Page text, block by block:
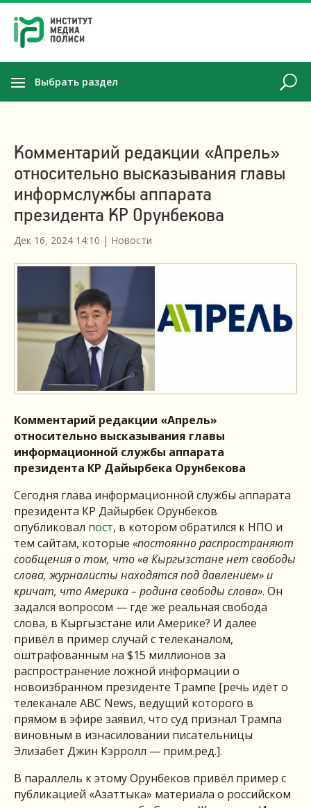
Выбрать раздел
Комментарий редакции «Апрель»
относительно высказывания главы
информслужбы аппарата
президента КР Орунбекова
Дек 16, 2024 14:10 | Новости
Комментарий редакции «Апрель»
относительно высказывания главы
информационной службы аппарата
президента КР Дайырбека Орунбекова
Сегодня глава информационной службы аппарата
президента КР Дайырбек Орунбеков
опубликовал пост, в котором обратился к НПО и
тем сайтам, которые «постоянно распространяют
сообщения о том, что «в Кыргызстане нет свободы
слова, журналисты находятся под давлением» и
кричат, что Америка – родина свободы слова». Он
задался вопросом — где же реальная свобода
слова, в Кыргызстане или Америке? И далее
привёл в пример случай с телеканалом,
оштрафованным на $15 миллионов за
распространение ложной информации о
новоизбранном президенте Трампе [речь идёт о
телеканале ABC News, ведущий которого в
прямом в эфире заявил, что суд признал Трампа
виновным в изнасиловании писательницы
Элизабет Джин Кэрролл — прим.ред.].
В параллель к этому Орунбеков привёл пример с
публикацией «Азаттыка» материала о российском